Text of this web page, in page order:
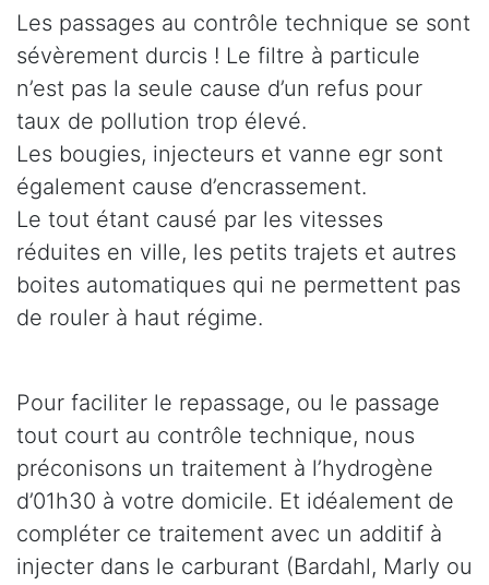
Les passages au contrôle technique se sont
sévèrement durcis ! Le filtre à particule
n’est pas la seule cause d’un refus pour
taux de pollution trop élevé.
Les bougies, injecteurs et vanne egr sont
également cause d’encrassement.
Le tout étant causé par les vitesses
réduites en ville, les petits trajets et autres
boites automatiques qui ne permettent pas
de rouler à haut régime.
Pour faciliter le repassage, ou le passage
tout court au contrôle technique, nous
préconisons un traitement à l’hydrogène
d’01h30 à votre domicile. Et idéalement de
compléter ce traitement avec un additif à
injecter dans le carburant (Bardahl, Marly ou